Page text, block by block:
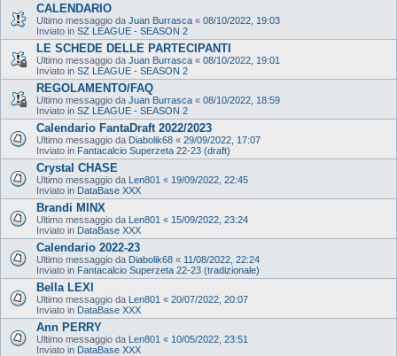
CALENDARIO
Ultimo messaggio da Juan Burrasca « 08/10/2022, 19:03
Inviato in SZ LEAGUE - SEASON 2
LE SCHEDE DELLE PARTECIPANTI
Ultimo messaggio da Juan Burrasca « 08/10/2022, 19:01
Inviato in SZ LEAGUE - SEASON 2
REGOLAMENTO/FAQ
Ultimo messaggio da Juan Burrasca « 08/10/2022, 18:59
Inviato in SZ LEAGUE - SEASON 2
Calendario FantaDraft 2022/2023
Ultimo messaggio da Diabolik68 « 29/09/2022, 17:07
Inviato in Fantacalcio Superzeta 22-23 (draft)
Crystal CHASE
Ultimo messaggio da Len801 « 19/09/2022, 22:45
Inviato in DataBase XXX
Brandi MINX
Ultimo messaggio da Len801 « 15/09/2022, 23:24
Inviato in DataBase XXX
Calendario 2022-23
Ultimo messaggio da Diabolik68 « 11/08/2022, 22:24
Inviato in Fantacalcio Superzeta 22-23 (tradizionale)
Bella LEXI
Ultimo messaggio da Len801 « 20/07/2022, 20:07
Inviato in DataBase XXX
Ann PERRY
Ultimo messaggio da Len801 « 10/05/2022, 23:51
Inviato in DataBase XXX